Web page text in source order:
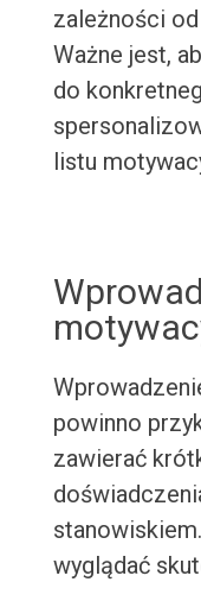
zależności
Ważne jest,
do
listu
powinno
zawierać
wyglądać